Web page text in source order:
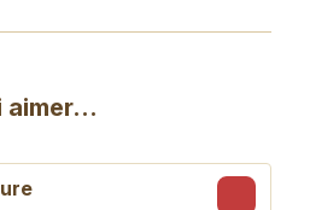
aimer...